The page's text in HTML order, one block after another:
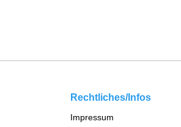
Rechtliches/Infos
Impressum